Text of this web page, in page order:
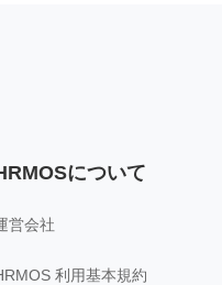
について
営会社
利用基本規約